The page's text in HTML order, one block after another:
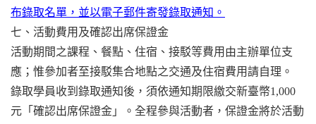
布錄取名單，並以電子郵件寄發錄取通知。
七、活動費用及確認出席保證金
活動期間之課程、餐點、住宿、接駁等費用由主辦單位支
應；惟參加者至接駁集合地點之交通及住宿費用請自理。
錄取學員收到錄取通知後，須依通知期限繳交新臺幣1,000
元「確認出席保證金」。全程參與活動者，保證金將於活動